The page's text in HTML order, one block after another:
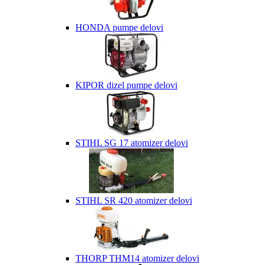
HONDA pumpe delovi
KIPOR dizel pumpe delovi
STIHL SG 17 atomizer delovi
STIHL SR 420 atomizer delovi
THORP THM14 atomizer delovi